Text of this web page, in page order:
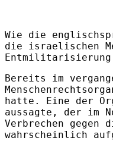
Wie die
die israelischen
Entmilitarisierung
Bereits im
hatte. Eine der
aussagte, der im
Verbrechen
wahrscheinlich